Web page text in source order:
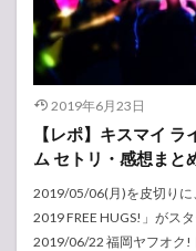
2019年6月23日
【レポ】キスマイ
ム セトリ・感想まと
2019/05/06(月)を皮切りに
2019 FREE HUGS!」がス
2019/06/22 福岡ヤフオク!